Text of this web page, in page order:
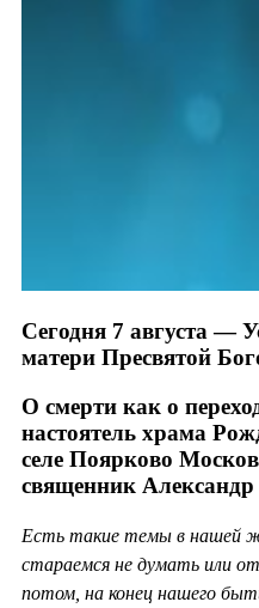
Сегодня 7 августа —
матери Пресвятой
О смерти как о
настоятель храма
селе Поярково
священник
Есть такие темы в нашей
стараемся не думать или
потом, на конец нашего